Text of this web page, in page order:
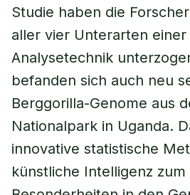
Studie haben die
aller vier Unterarten einer
Analysetechnik
befanden sich auch neu
Berggorilla-Genome aus
Nationalpark in Uganda.
innovative statistische
künstliche Intelligenz zum